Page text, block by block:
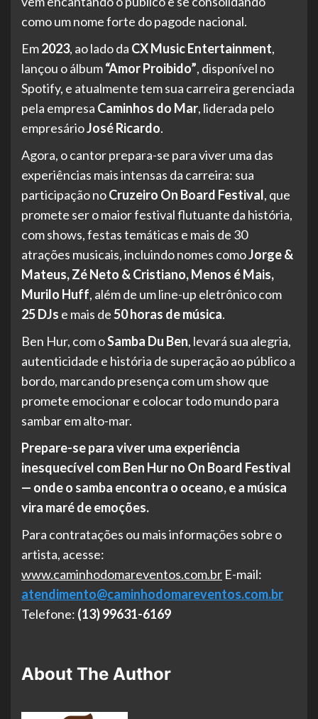
como um nome forte do pagode nacional.
Em2023, ao lado da CX Music Entertainment,
lançou o álbum“Amor Proibido”, disponível no
Spotify, e atualmente tem sua carreira gerenciada
pela empresa Caminhos do Mar, liderada pelo
empresárioJosé Ricardo.
Agora, o cantor prepara-se para viver uma das
experiências mais intensas da carreira: sua
participação noCruzeiro On Board Festival, que
promete ser o maior festival flutuante da história,
com shows, festas temáticas e mais de 30
atrações musicais, incluindo nomes comoJorge &
Mateus, Zé Neto & Cristiano, Menos é Mais,
Murilo Huff, além de um line-up eletrônico com
25 DJs e mais de50 horas de música.
Ben Hur, com oSamba Du Ben, levará sua alegria,
autenticidade e história de superação ao público a
bordo, marcando presença com um show que
promete emocionar e colocar todo mundo para
sambar em alto-mar.
Prepare-se para viver uma experiência
inesquecível com Ben Hur no On Board Festival
— onde o samba encontra o oceano, e a música
vira maré de emoções.
Para contratações ou mais informações sobre o
artista, acesse:
www.caminhodomareventos.com.br E-mail:
atendimento@caminhodomareventos.com.br
Telefone: (13) 99631-6169
About The Author